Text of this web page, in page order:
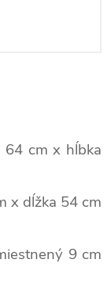
cm x hĺbka
x dĺžka 54 cm
9 cm